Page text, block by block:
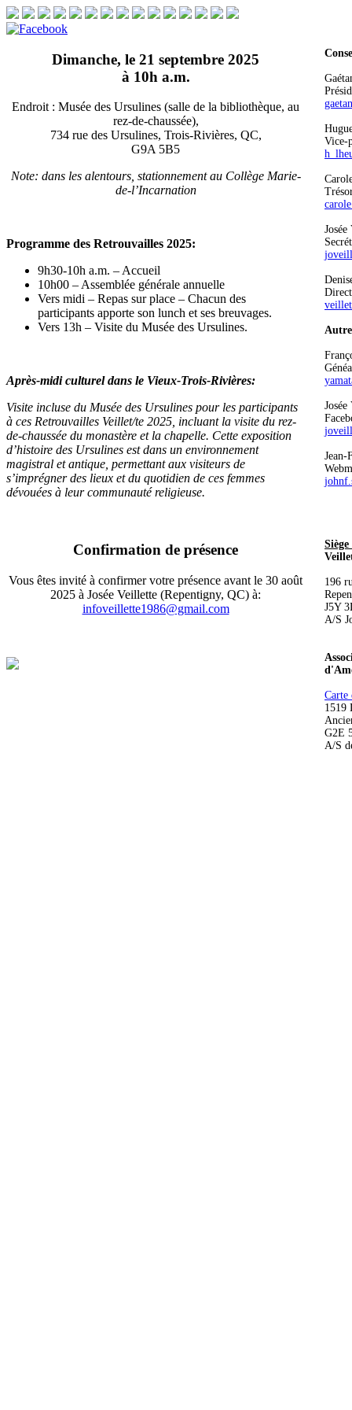
Dimanche, le 21 septembre 2025
à 10h a.m.
Endroit : Musée des Ursulines (salle de la bibliothèque, au
rez-de-chaussée),
734 rue des Ursulines, Trois-Rivières, QC,
G9A 5B5
Note: dans les alentours, stationnement au Collège Marie-
de-l’Incarnation
Programme des Retrouvailles 2025:
9h30-10h a.m. – Accueil
10h00 – Assemblée générale annuelle
Vers midi – Repas sur place – Chacun des
participants apporte son lunch et ses breuvages.
Vers 13h – Visite du Musée des Ursulines.
Après-midi culturel dans le Vieux-Trois-Rivières:
Visite incluse du Musée des Ursulines pour les participants
à ces Retrouvailles Veillet/te 2025, incluant la visite du rez-
de-chaussée du monastère et la chapelle. Cette exposition
d’histoire des Ursulines est dans un environnement
magistral et antique, permettant aux visiteurs de
s’imprégner des lieux et du quotidien de ces femmes
dévouées à leur communauté religieuse.
Confirmation de présence
Vous êtes invité à confirmer votre présence avant le 30 août
2025 à Josée Veillette (Repentigny, QC) à:
infoveillette1986@gmail.com
Vice-
Jean-
196
J5Y
A/S
Carte
1519
G2E
A/S